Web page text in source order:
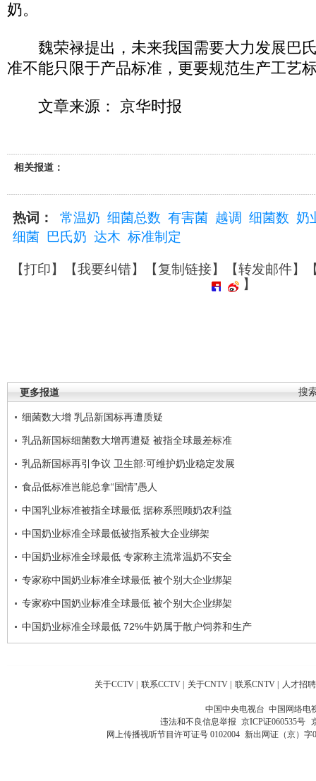
奶。
魏荣禄提出，未来我国需要大力发展巴
准不能只限于产品标准，更要规范生产工艺
文章来源： 京华时报
相关报道：
热词： 常温奶 细菌总数 有害菌 越调 细菌数 奶
细菌
巴氏奶 达木 标准制定
【打印】【我要纠错】【复制链接】【转发邮件】
】
搜
更多报道
细菌数大增 乳品新国标再遭质疑
乳品新国标细菌数大增再遭疑 被指全球最差标准
乳品新国标再引争议 卫生部:可维护奶业稳定发展
食品低标准岂能总拿“国情”愚人
中国乳业标准被指全球最低 据称系照顾奶农利益
中国奶业标准全球最低被指系被大企业绑架
中国奶业标准全球最低 专家称主流常温奶不安全
专家称中国奶业标准全球最低 被个别大企业绑架
专家称中国奶业标准全球最低 被个别大企业绑架
中国奶业标准全球最低 72%牛奶属于散户饲养和生产
关于CCTV | 联系CCTV | 关于CNTV | 联系CNTV | 人才招聘
中国中央电视台 中国网络电
违法和不良信息举报 京ICP证060535号
网上传播视听节目许可证号 0102004 新出网证（京）